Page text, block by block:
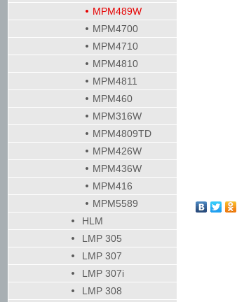
MPM489W
MPM4700
MPM4710
MPM4810
MPM4811
MPM460
MPM316W
MPM4809TD
MPM426W
MPM436W
MPM416
MPM5589
HLM
LMP 305
LMP 307
LMP 307i
LMP 308